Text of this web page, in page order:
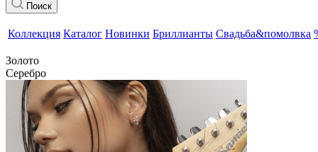
Поиск
Коллекция Каталог Новинки Бриллианты Свадьба&помолвка
Золото
Серебро